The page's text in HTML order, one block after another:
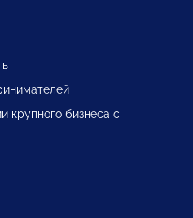
крупного бизнеса с